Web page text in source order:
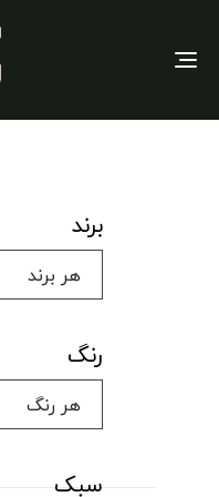
Toggle
برند
رنگ
سبک